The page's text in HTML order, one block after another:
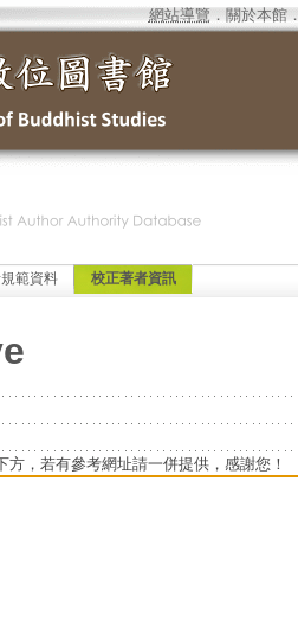
網站導覽 ． 關於本館．
範資料 校正著者資訊
方，若有參考網址請一併提供，感謝您！